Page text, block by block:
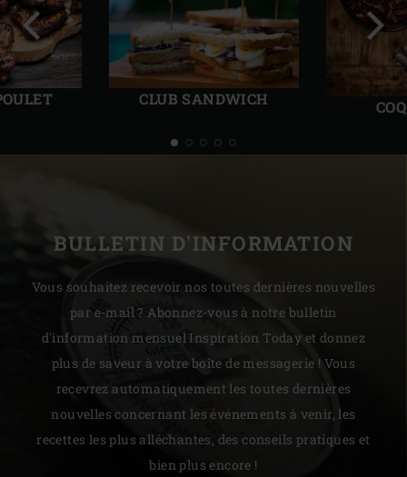
CLUB SANDWICH
Diapo
précédente
BULLETIN D'INFORMATION
Vous souhaitez recevoir nos toutes dernières nouvelles
par e-mail ? Abonnez-vous à notre bulletin
d'information mensuel Inspiration Today et donnez
plus de saveur à votre boîte de messagerie ! Vous
recevrez automatiquement les toutes dernières
nouvelles concernant les événements à venir, les
recettes les plus alléchantes, des conseils pratiques et
bien plus encore !